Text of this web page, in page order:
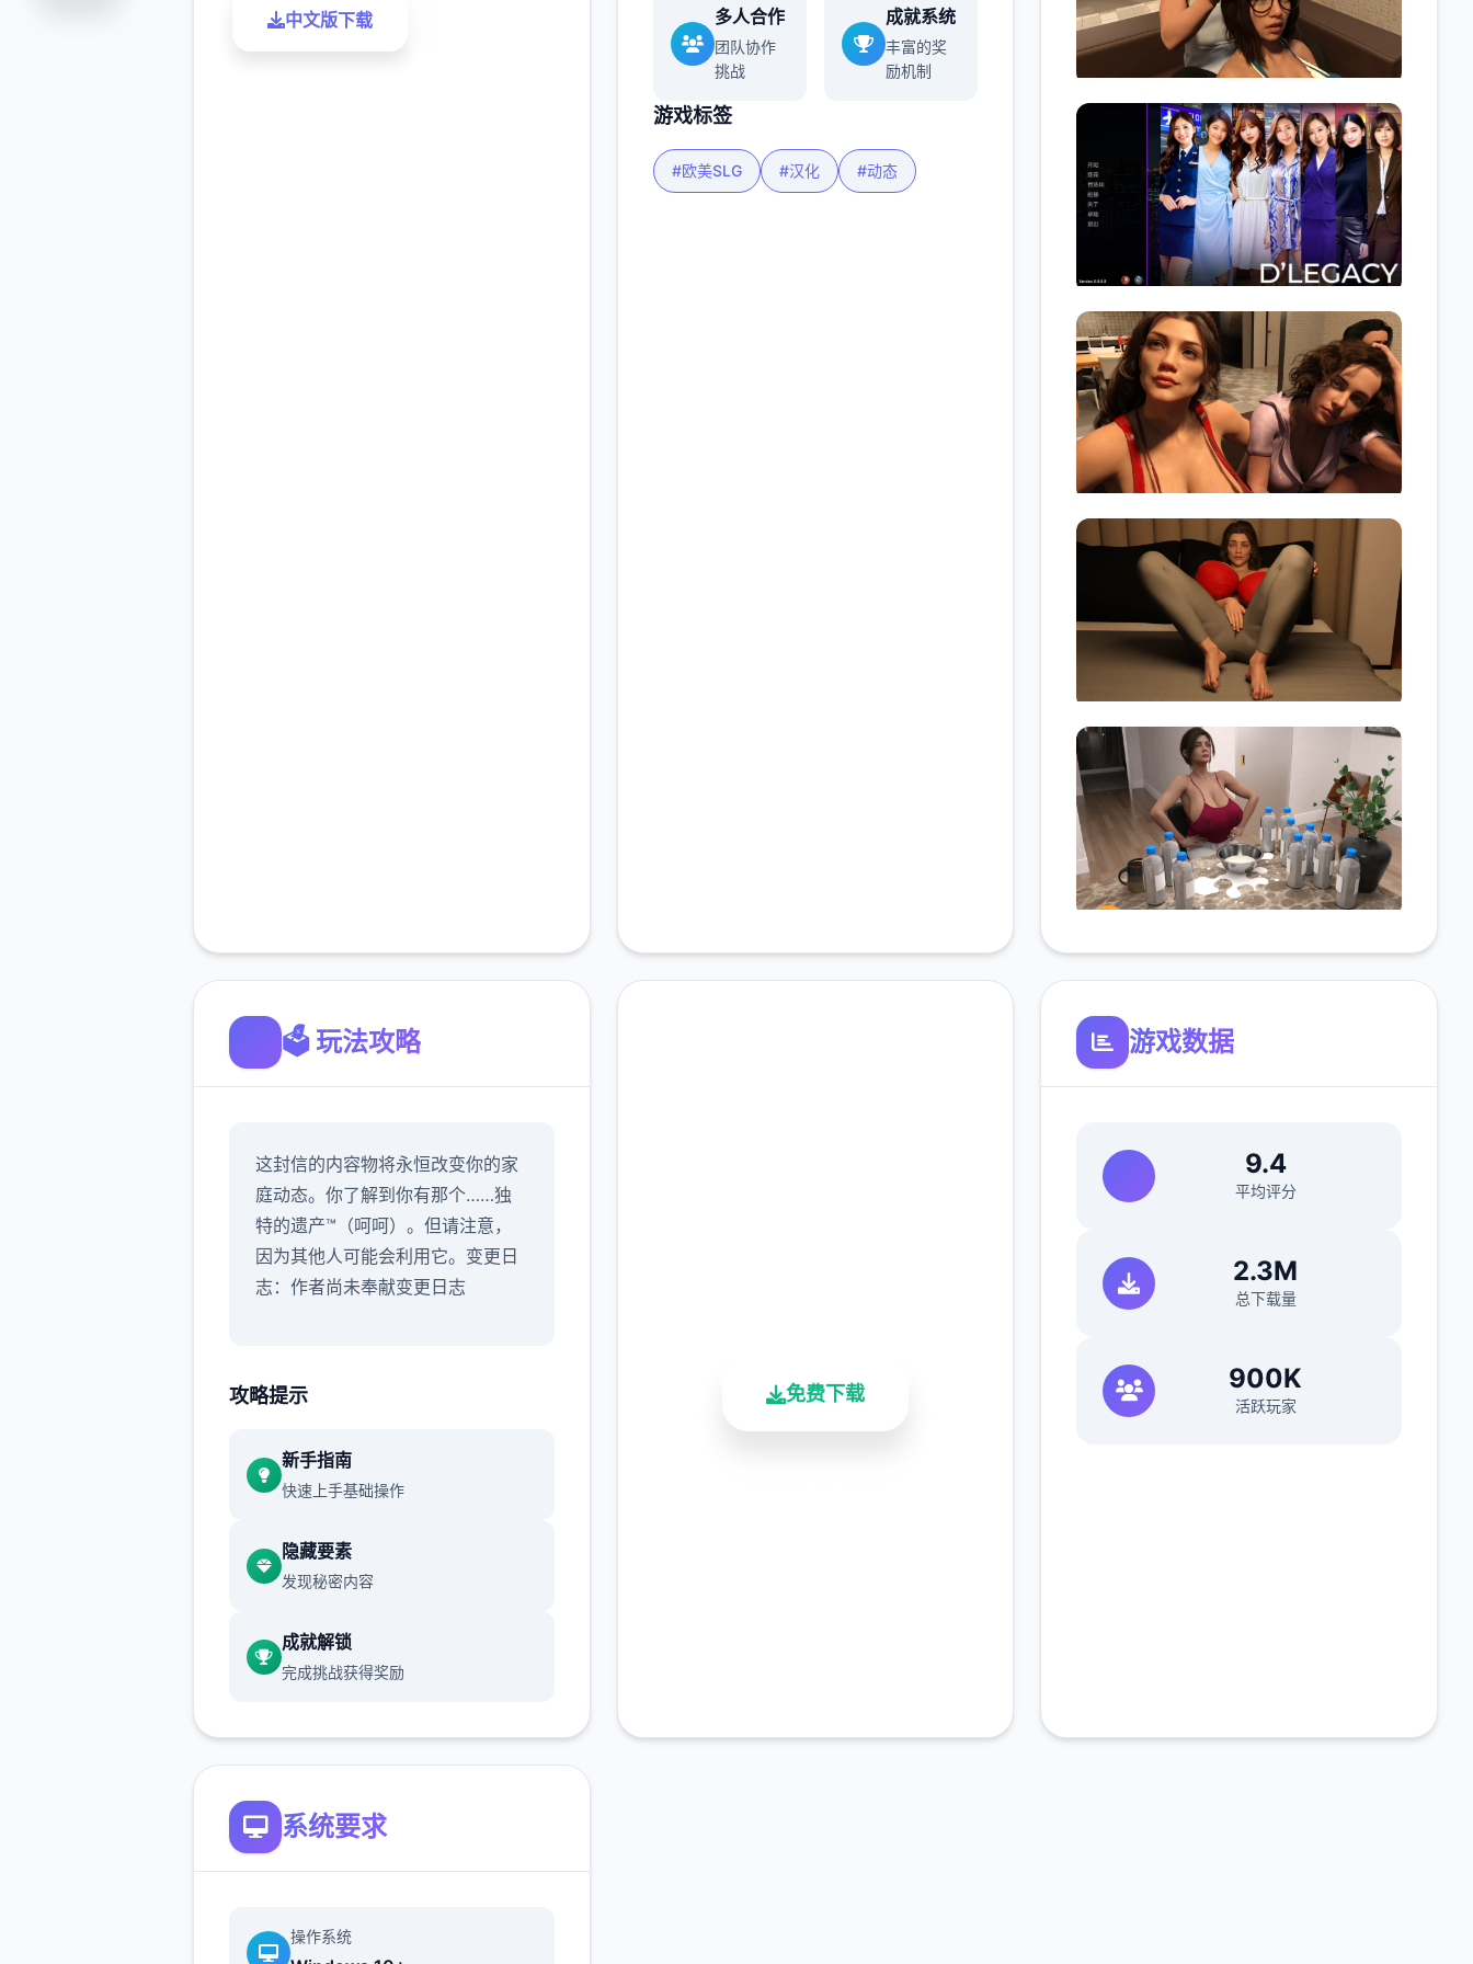
中文版下载 多人合作
团队协作
挑战
成就系统
丰富的奖
励机制
游戏标签
#欧美SLG #汉化 #动态
🗳️ 玩法攻略
这封信的内容物将永恒改变你的家
庭动态。你了解到你有那个……独
特的遗产™（呵呵）。但请注意，
因为其他人可能会利用它。变更日
志：作者尚未奉献变更日志
攻略提示
新手指南
快速上手基础操作
隐藏要素
发现秘密内容
成就解锁
完成挑战获得奖励
免费下载
游戏数据
9.4
平均评分
2.3M
总下载量
900K
活跃玩家
系统要求
操作系统